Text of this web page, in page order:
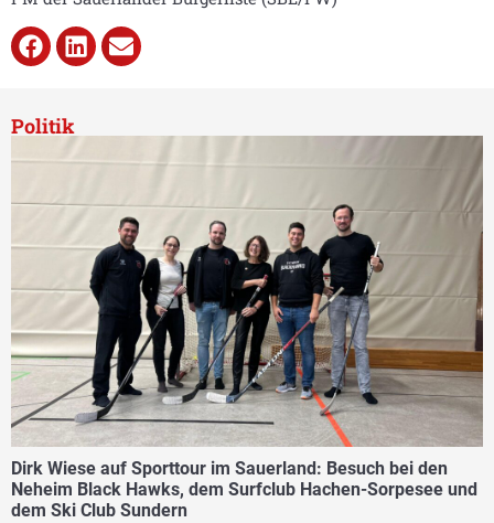
Politik
Dirk Wiese auf Sporttour im Sauerland: Besuch bei den
Neheim Black Hawks, dem Surfclub Hachen-Sorpesee und
dem Ski Club Sundern